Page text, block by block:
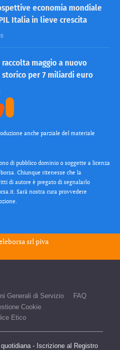
economia mondiale
Italia in lieve crescita
maggio a nuovo
storico per 7 miliardi euro
anche parziale del materiale
di pubblico dominio o soggette a licenza
Chiunque ritenesse che la
di autore è pregato di segnalarlo
Sarà nostra cura provvedere
srlpiva
Generali di Servizio
FAQ
Cookie
Etico
- Iscrizione al Registro